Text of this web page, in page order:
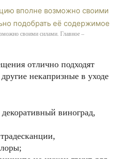
своими силами. Главное –
отлично подходят
некапризные в уходе
виноград,